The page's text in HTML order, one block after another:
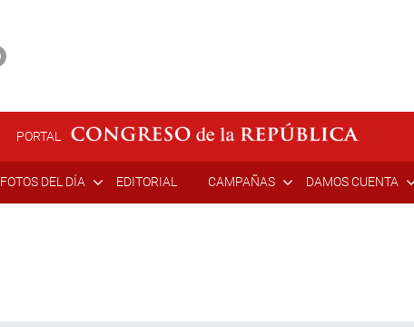
PORTAL
FOTOS DEL DÍA EDITORIAL CAMPAÑAS DAMOS CUENTA